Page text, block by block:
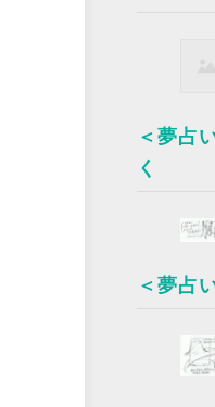
＜夢占
く
＜夢占